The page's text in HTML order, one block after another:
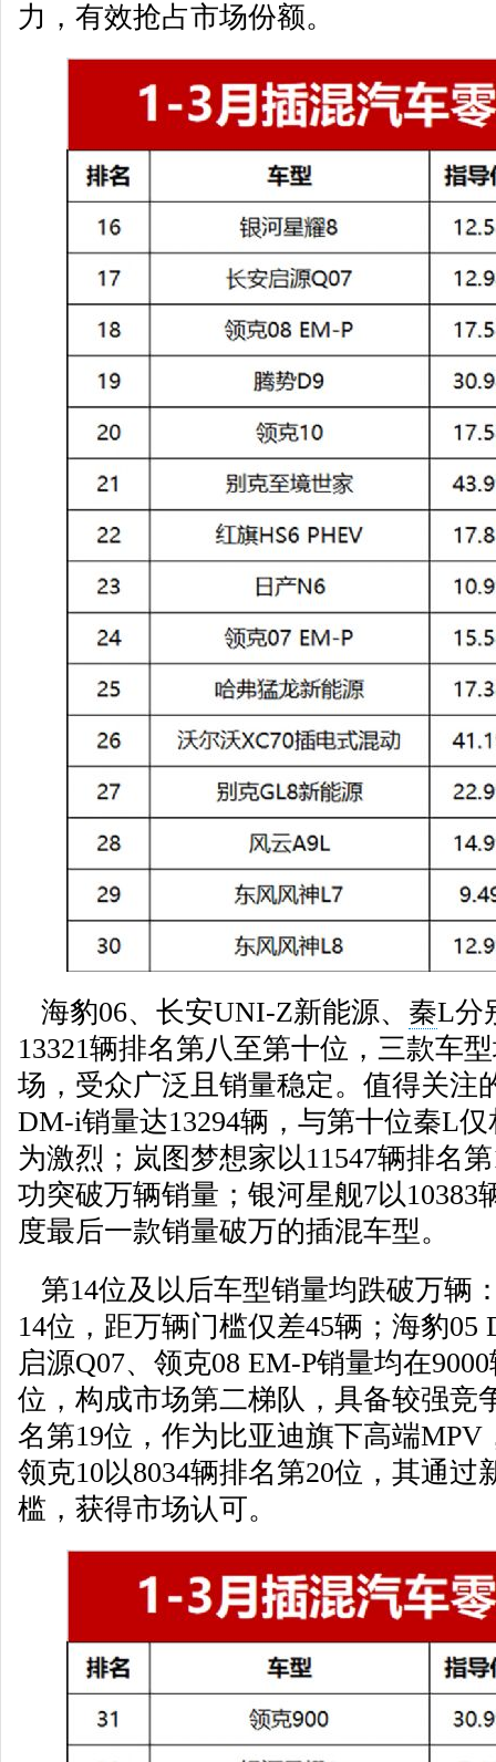
力，有效抢占市场份额。
海豹06、长安UNI-Z新能源、 秦L分
13321辆排名第八至第十位，三款车
场，受众广泛且销量稳定。值得关注
DM-i销量达13294辆，与第十位秦L
为激烈；岚图梦想家以11547辆排名
功突破万辆销量；银河星舰7以10383
度最后一款销量破万的插混车型。
第14位及以后车型销量均跌破万辆
14位，距万辆门槛仅差45辆；海豹
启源Q07、领克08 EM-P销量均在
位，构成市场第二梯队，具备较强竞
名第19位，作为比亚迪旗下高端
领克10以8034辆排名第20位，其通过
槛，获得市场认可。